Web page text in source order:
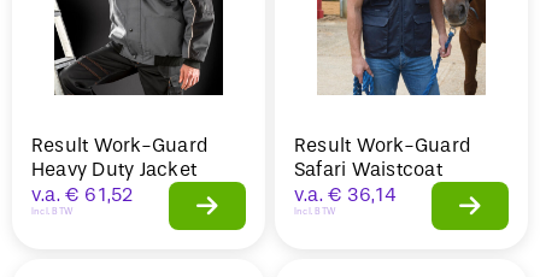
Result Work-Guard
Heavy Duty Jacket
v.a. € 61,52
Incl. BTW
Result Work-Guard
Safari Waistcoat
v.a. € 36,14
Incl. BTW